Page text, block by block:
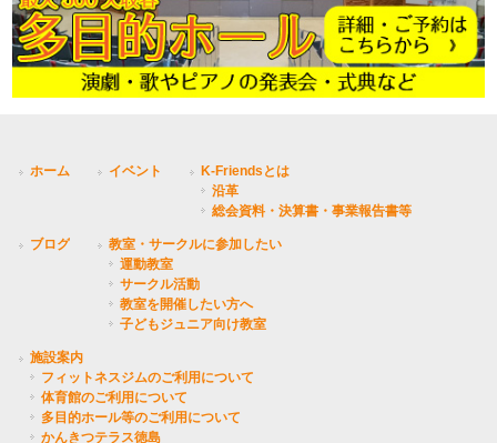
ホーム イベント
K-Friendsとは
沿革
総会資料・決算書・事業報告書等
ブログ
教室・サークルに参加したい
運動教室
サークル活動
教室を開催したい方へ
子どもジュニア向け教室
施設案内
フィットネスジムのご利用について
体育館のご利用について
多目的ホール等のご利用について
かんきつテラス徳島